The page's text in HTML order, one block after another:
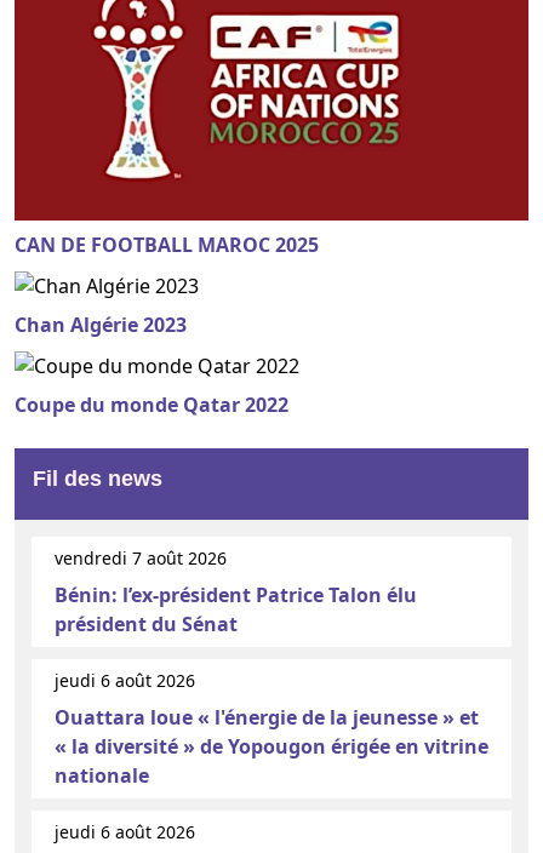
CAN DE FOOTBALL MAROC 2025
Chan Algérie 2023
Coupe du monde Qatar 2022
Fil des news
vendredi 7 août 2026
Bénin: l’ex-président Patrice Talon élu
président du Sénat
jeudi 6 août 2026
Ouattara loue « l'énergie de la jeunesse » et
« la diversité » de Yopougon érigée en vitrine
nationale
jeudi 6 août 2026